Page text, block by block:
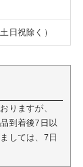
日祝除く）
りますが、
到着後7日以
しては、7日